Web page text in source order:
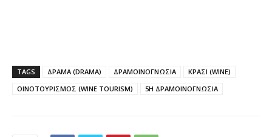
TAGS ΔΡΑΜΑ (DRAMA) ΔΡΑΜΟΙΝΟΓΝΩΣΙΑ
ΚΡΑΣΙ (WINE)
ΟΙΝΟΤΟΥΡΙΣΜΟΣ (WINE TOURISM)
5Η ΔΡΑΜΟΙΝΟΓΝΩΣΙΑ